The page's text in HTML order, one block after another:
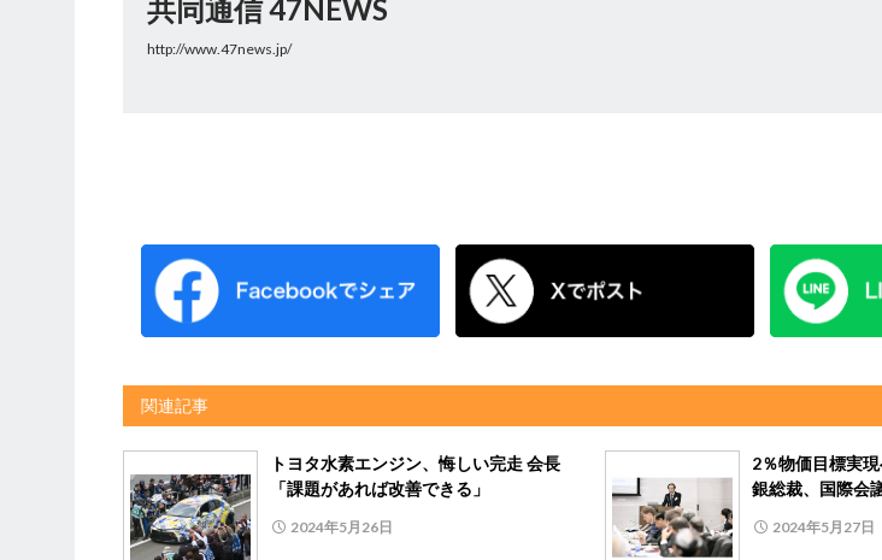
共同通信 47NEWS
http://www.47news.jp/
関連記事
トヨタ水素エンジン、悔しい完走 会長
「課題があれば改善できる」
2024年5月26日
2％物価目標実
銀総裁、国際会
2024年5月27日